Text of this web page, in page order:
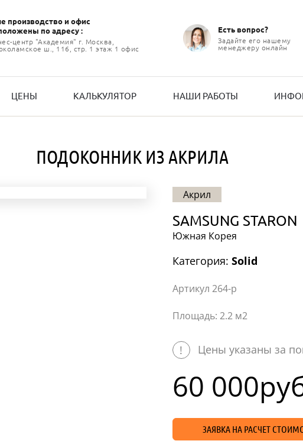
производство и офиc
по адресу :
центр "Академия" г. Москва,
ш., 116, стр. 1 этаж 1 офис
Есть вопрос?
Задайте его нашему
менеджеру онлайн
ЦЕНЫ КАЛЬКУЛЯТОР НАШИ РАБОТЫ
ПОДОКОННИК ИЗ АКРИЛА
Акрил
SAMSUNG STARON
Южная Корея
Категория: Solid
Артикул 264-p
Площадь: 2.2 м2
! Цены указаны за
60 000
ЗАЯВКА НА РАСЧЕТ